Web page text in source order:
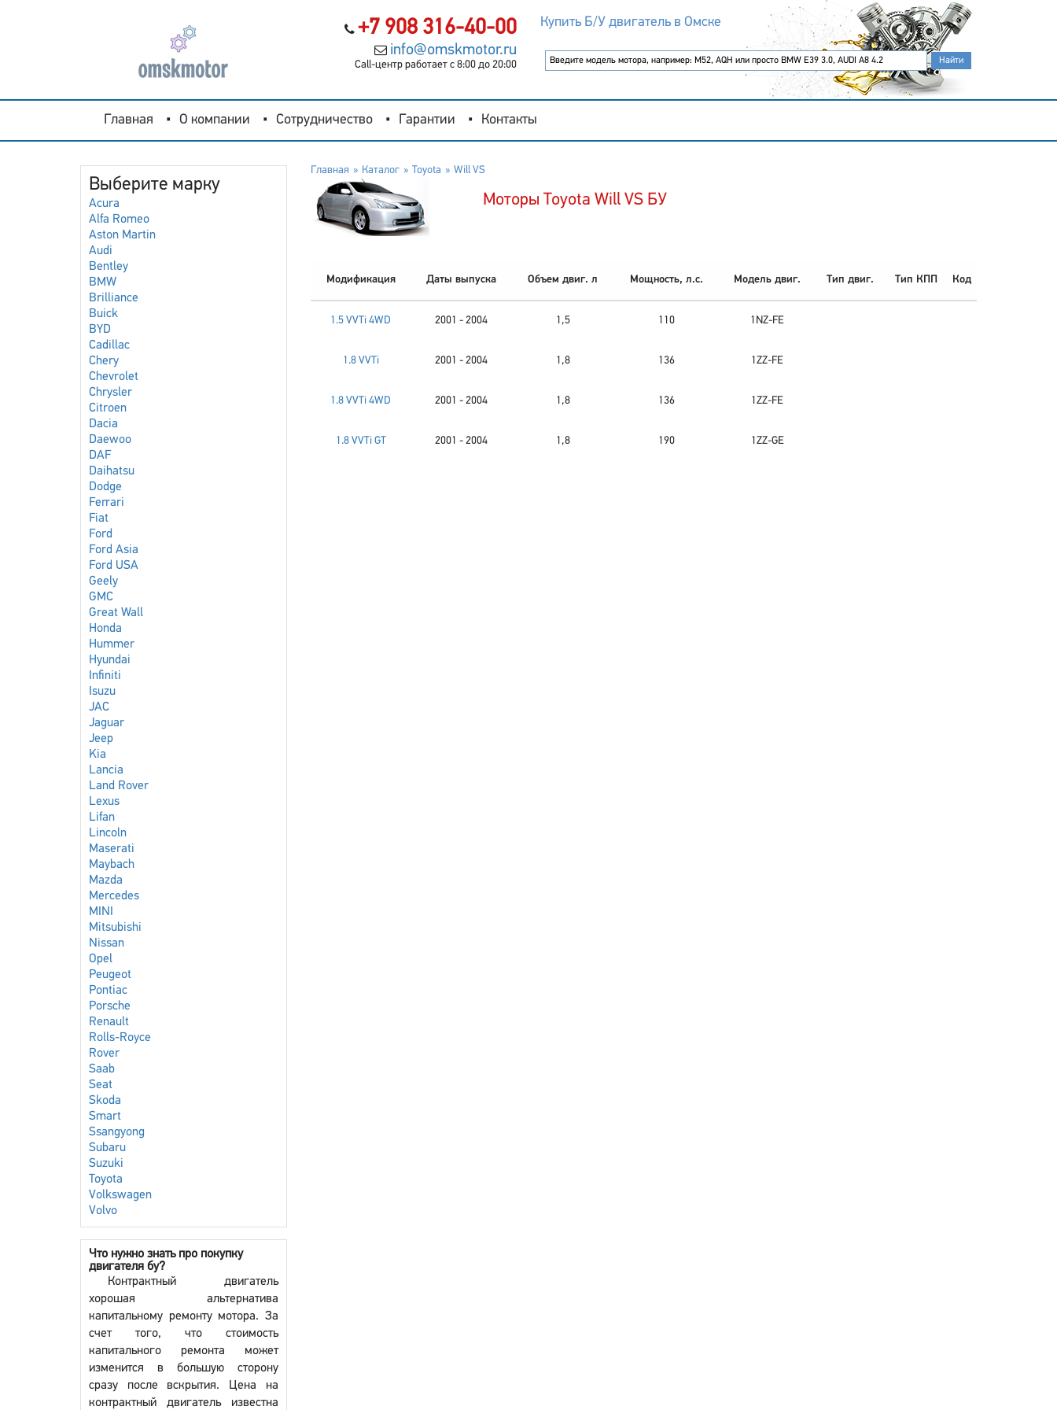
+7 908 316-40-00
info@omskmotor.ru
Call-центр работает с 8:00 до 20:00
Купить Б/У двигатель в Омске
Главная О компании Сотрудничество Гарантии Контакты
Выберите марку
Acura
Alfa Romeo
Aston Martin
Audi
Bentley
BMW
Brilliance
Buick
BYD
Cadillac
Chery
Chevrolet
Chrysler
Citroen
Dacia
Daewoo
DAF
Daihatsu
Dodge
Ferrari
Fiat
Ford
Ford Asia
Ford USA
Geely
GMC
Great Wall
Honda
Hummer
Hyundai
Infiniti
Isuzu
JAC
Jaguar
Jeep
Kia
Lancia
Land Rover
Lexus
Lifan
Lincoln
Maserati
Maybach
Mazda
Mercedes
MINI
Mitsubishi
Nissan
Opel
Peugeot
Pontiac
Porsche
Renault
Rolls-Royce
Rover
Saab
Seat
Skoda
Smart
Ssangyong
Subaru
Suzuki
Toyota
Volkswagen
Volvo
Что нужно знать про покупку
двигателя бу?
Контрактный двигатель
хорошая альтернатива
капитальному ремонту мотора. За
счет того, что стоимость
капитального ремонта может
изменится в большую сторону
сразу после вскрытия. Цена на
контрактный двигатель известна
Главная Каталог Toyota Will VS
Моторы Toyota Will VS БУ
Модификация Даты выпуска Объем двиг. л Мощность, л.с. Модель двиг. Тип двиг. Тип КПП Код
1.5 VVTi 4WD 2001 - 2004 1,5 110 1NZ-FE
1.8 VVTi 2001 - 2004 1,8 136 1ZZ-FE
1.8 VVTi 4WD 2001 - 2004 1,8 136 1ZZ-FE
1.8 VVTi GT 2001 - 2004 1,8 190 1ZZ-GE